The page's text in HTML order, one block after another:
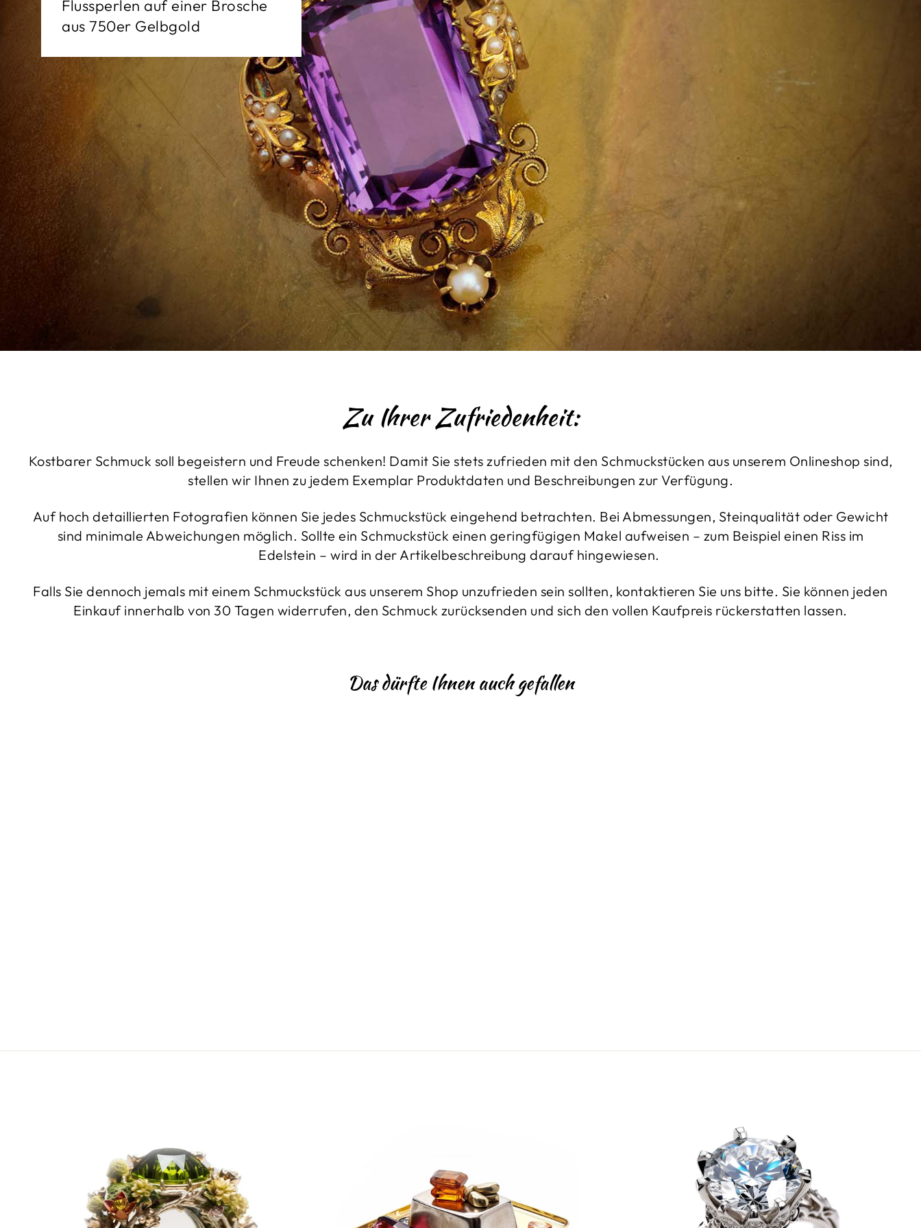
Flussperlen auf einer Brosche
aus 750er Gelbgold
Zu Ihrer Zufriedenheit:
Kostbarer Schmuck soll begeistern und Freude schenken! Damit Sie stets zufrieden mit den Schmuckstücken aus unserem Onlineshop sind,
stellen wir Ihnen zu jedem Exemplar Produktdaten und Beschreibungen zur Verfügung.
Auf hoch detaillierten Fotografien können Sie jedes Schmuckstück eingehend betrachten. Bei Abmessungen, Steinqualität oder Gewicht
sind minimale Abweichungen möglich. Sollte ein Schmuckstück einen geringfügigen Makel aufweisen – zum Beispiel einen Riss im
Edelstein – wird in der Artikelbeschreibung darauf hingewiesen.
Falls Sie dennoch jemals mit einem Schmuckstück aus unserem Shop unzufrieden sein sollten, kontaktieren Sie uns bitte. Sie können jeden
Einkauf innerhalb von 30 Tagen widerrufen, den Schmuck zurücksenden und sich den vollen Kaufpreis rückerstatten lassen.
Das dürfte Ihnen auch gefallen